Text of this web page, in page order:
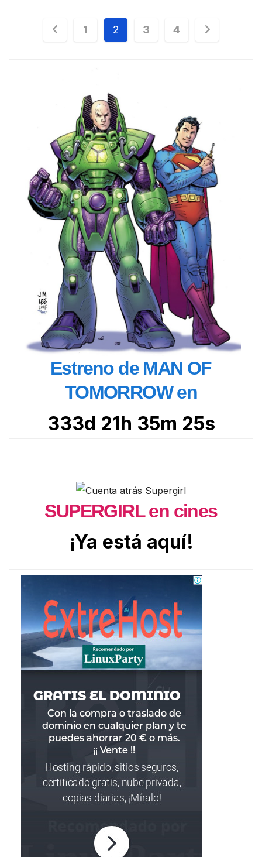
Paginación
1 2 3 4
Estreno de MAN OF
TOMORROW en
333d 21h 35m 22s
SUPERGIRL en cines
¡Ya está aquí!